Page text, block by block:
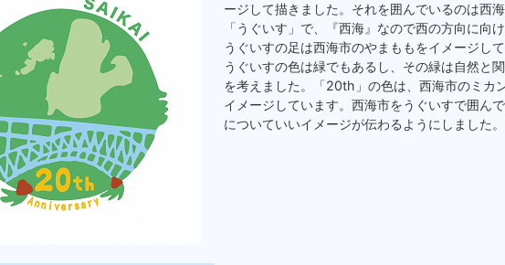
ージして描きました。それを囲んでいるのは西
「うぐいす」で、『西海』なので西の方向に向け
うぐいすの足は西海市のやまももをイメージして
うぐいすの色は緑でもあるし、その緑は自然と
を考えました。「20th」の色は、西海市のミカ
イメージしています。西海市をうぐいすで囲ん
についていいイメージが伝わるようにしました。